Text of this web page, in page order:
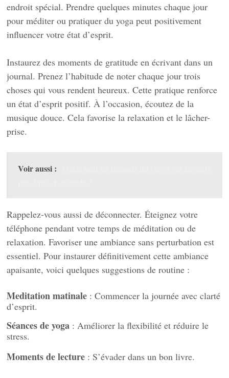
endroit spécial. Prendre quelques minutes chaque jour
pour méditer ou pratiquer du yoga peut positivement
influencer votre état d’esprit.
Instaurez des moments de gratitude en écrivant dans un
journal. Prenez l’habitude de noter chaque jour trois
choses qui vous rendent heureux. Cette pratique renforce
un état d’esprit positif. À l’occasion, écoutez de la
musique douce. Cela favorise la relaxation et le lâcher-
prise.
Voir aussi :
Rappelez-vous aussi de déconnecter. Éteignez votre
téléphone pendant votre temps de méditation ou de
relaxation. Favoriser une ambiance sans perturbation est
essentiel. Pour instaurer définitivement cette ambiance
apaisante, voici quelques suggestions de routine :
Meditation matinale : Commencer la journée avec clarté
d’esprit.
Séances de yoga : Améliorer la flexibilité et réduire le
stress.
Moments de lecture : S’évader dans un bon livre.